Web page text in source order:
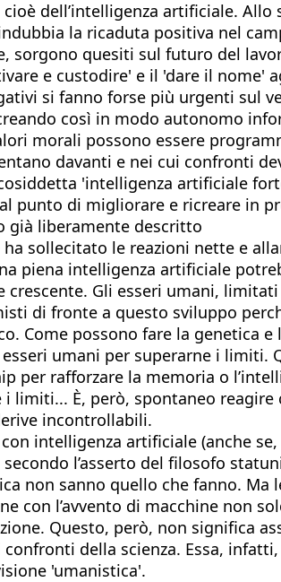
dell’intelligenza artificiale.
la ricaduta positiva nel
quesiti sul futuro del
e custodire' e il 'dare il
si fanno forse più urgenti sul
così in modo autonomo
morali possono essere
davanti e nei cui confronti
'intelligenza artificiale
punto di migliorare e ricreare in
già liberamente descritto
sollecitato le reazioni nette e
piena intelligenza artificiale
Gli esseri umani,
di fronte a questo sviluppo
Come possono fare la genetica
umani per superarne i limiti.
per rafforzare la memoria o
limiti... È, però, spontaneo
incontrollabili.
intelligenza artificiale (anche
l’asserto del filosofo
non sanno quello che fanno.
con l’avvento di macchine non
Questo, però, non significa
della scienza. Essa,
'umanistica'.